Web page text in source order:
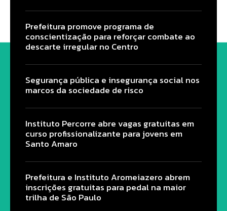
Prefeitura promove programa de
conscientização para reforçar combate ao
descarte irregular no Centro
Segurança pública e insegurança social nos
marcos da sociedade de risco
Instituto Percorre abre vagas gratuitas em
curso profissionalizante para jovens em
Santo Amaro
Prefeitura e Instituto Aromeiazero abrem
inscrições gratuitas para pedal na maior
trilha de São Paulo